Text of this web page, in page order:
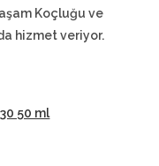
Koçluğu ve
hizmet veriyor.
50 ml